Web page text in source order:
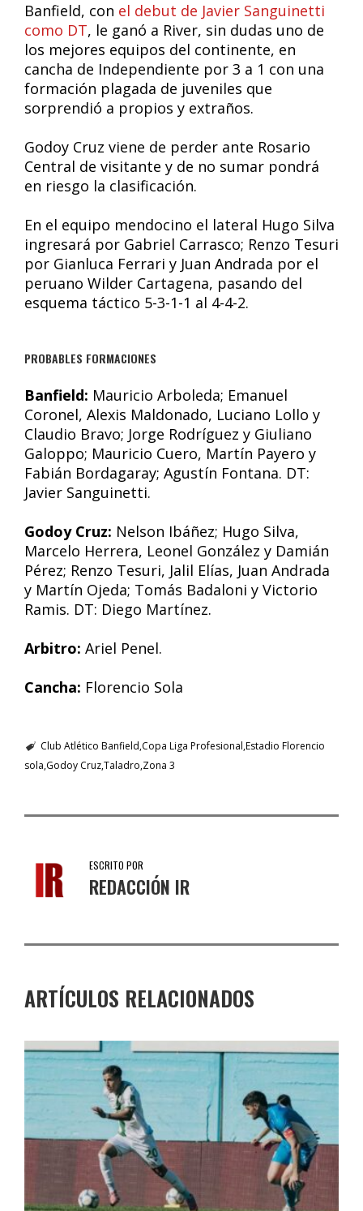
Banfield, con el debut de Javier Sanguinetti
como DT, le ganó a River, sin dudas uno de
los mejores equipos del continente, en
cancha de Independiente por 3 a 1 con una
formación plagada de juveniles que
sorprendió a propios y extraños.
Godoy Cruz viene de perder ante Rosario
Central de visitante y de no sumar pondrá
en riesgo la clasificación.
En el equipo mendocino el lateral Hugo Silva
ingresará por Gabriel Carrasco; Renzo Tesuri
por Gianluca Ferrari y Juan Andrada por el
peruano Wilder Cartagena, pasando del
esquema táctico 5-3-1-1 al 4-4-2.
PROBABLES FORMACIONES
Banfield: Mauricio Arboleda; Emanuel
Coronel, Alexis Maldonado, Luciano Lollo y
Claudio Bravo; Jorge Rodríguez y Giuliano
Galoppo; Mauricio Cuero, Martín Payero y
Fabián Bordagaray; Agustín Fontana. DT:
Javier Sanguinetti.
Godoy Cruz: Nelson Ibáñez; Hugo Silva,
Marcelo Herrera, Leonel González y Damián
Pérez; Renzo Tesuri, Jalil Elías, Juan Andrada
y Martín Ojeda; Tomás Badaloni y Victorio
Ramis. DT: Diego Martínez.
Arbitro: Ariel Penel.
Cancha: Florencio Sola
Club Atlético Banfield Copa Liga Profesional Estadio Florencio
sola Godoy CruzTaladro Zona 3
ESCRITO POR
REDACCIÓN IR
ARTÍCULOS RELACIONADOS